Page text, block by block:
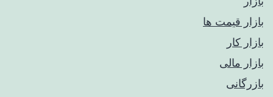
بازار قیمت ها
بازار کار
بازار مالی
بازرگانی